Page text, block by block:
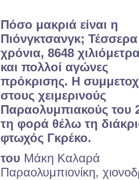
Πόσο μακριά είναι η
Πιόνγκτσανγκ; Τέσσερα
χρόνια, 8648
και πολλοί αγώνες
πρόκρισης. Η
στους χειμερινούς
Παραολυμπιακούς του
τη φορά θέλω τη
φτωχός Γκρέκο.
του Μάκη Καλαρά
Παραολυμπιονίκη,